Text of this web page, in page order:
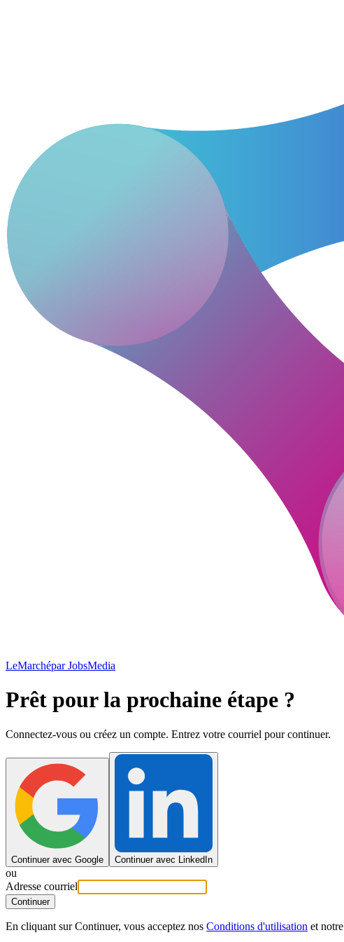
LeMarchépar JobsMedia
Prêt pour la prochaine étape ?
Connectez-vous ou créez un compte. Entrez votre courriel pour continuer.
Continuer avec Google Continuer avec LinkedIn
ou
Adresse courriel
Continuer
En cliquant sur Continuer, vous acceptez nos Conditions d'utilisation et notre